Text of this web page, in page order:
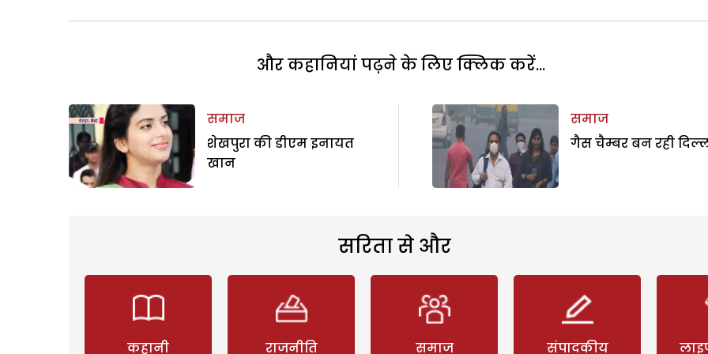
और कहानियां पढ़ने के लिए क्लिक करें...
समाज
शेखपुरा की डीएम इनायत
खान
समाज
गैस चैम्बर बन रही
सरिता से और
कहानी राजनीति समाज संपादकीय